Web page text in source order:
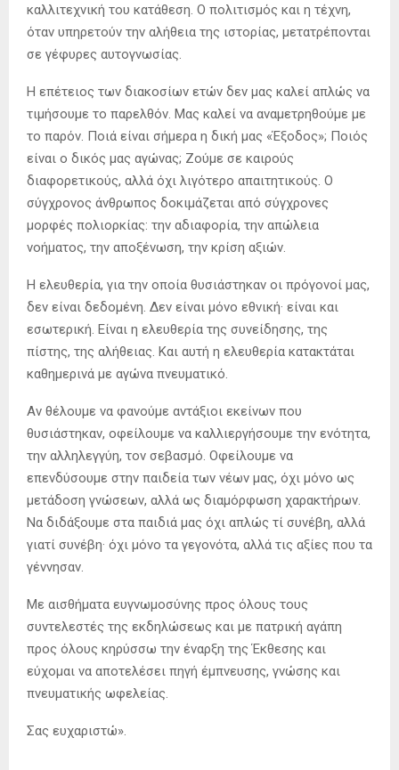
καλλιτεχνική του κατάθεση. Ο πολιτισμός και η τέχνη,
όταν υπηρετούν την αλήθεια της ιστορίας, μετατρέπονται
σε γέφυρες αυτογνωσίας.
Η επέτειος των διακοσίων ετών δεν μας καλεί απλώς να
τιμήσουμε το παρελθόν. Μας καλεί να αναμετρηθούμε με
το παρόν. Ποιά είναι σήμερα η δική μας «Έξοδος»; Ποιός
είναι ο δικός μας αγώνας; Ζούμε σε καιρούς
διαφορετικούς, αλλά όχι λιγότερο απαιτητικούς. Ο
σύγχρονος άνθρωπος δοκιμάζεται από σύγχρονες
μορφές πολιορκίας: την αδιαφορία, την απώλεια
νοήματος, την αποξένωση, την κρίση αξιών.
Η ελευθερία, για την οποία θυσιάστηκαν οι πρόγονοί μας,
δεν είναι δεδομένη. Δεν είναι μόνο εθνική· είναι και
εσωτερική. Είναι η ελευθερία της συνείδησης, της
πίστης, της αλήθειας. Και αυτή η ελευθερία κατακτάται
καθημερινά με αγώνα πνευματικό.
Αν θέλουμε να φανούμε αντάξιοι εκείνων που
θυσιάστηκαν, οφείλουμε να καλλιεργήσουμε την ενότητα,
την αλληλεγγύη, τον σεβασμό. Οφείλουμε να
επενδύσουμε στην παιδεία των νέων μας, όχι μόνο ως
μετάδοση γνώσεων, αλλά ως διαμόρφωση χαρακτήρων.
Να διδάξουμε στα παιδιά μας όχι απλώς τί συνέβη, αλλά
γιατί συνέβη· όχι μόνο τα γεγονότα, αλλά τις αξίες που τα
γέννησαν.
Με αισθήματα ευγνωμοσύνης προς όλους τους
συντελεστές της εκδηλώσεως και με πατρική αγάπη
προς όλους κηρύσσω την έναρξη της Έκθεσης και
εύχομαι να αποτελέσει πηγή έμπνευσης, γνώσης και
πνευματικής ωφελείας.
Σας ευχαριστώ».